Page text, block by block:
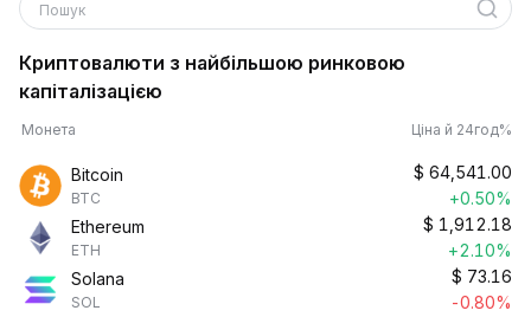
Пошук
Криптовалюти з найбільшою ринковою
капіталізацією
Монета Ціна й 24год%
Bitcoin
BTC
$ 64,541.00
+0.50%
Ethereum
ETH
$ 1,912.18
+2.10%
Solana
SOL
$ 73.16
-0.80%